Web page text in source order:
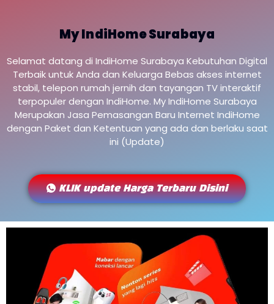
My IndiHome Surabaya
Selamat datang di IndiHome Surabaya Kebutuhan Digital
Terbaik untuk Anda dan Keluarga Bebas akses internet
stabil, telepon rumah jernih dan tayangan TV interaktif
terpopuler dengan IndiHome. My IndiHome Surabaya
Merupakan Jasa Pemasangan Baru Internet IndiHome
dengan Paket dan Ketentuan yang ada dan berlaku saat
ini (Update)
KLIK update Harga Terbaru Disini